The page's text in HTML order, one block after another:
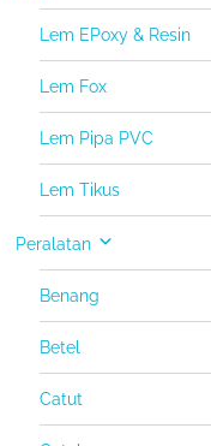
Lem EPoxy & Resin
Lem Fox
Lem Pipa PVC
Lem Tikus
Peralatan
Benang
Betel
Catut